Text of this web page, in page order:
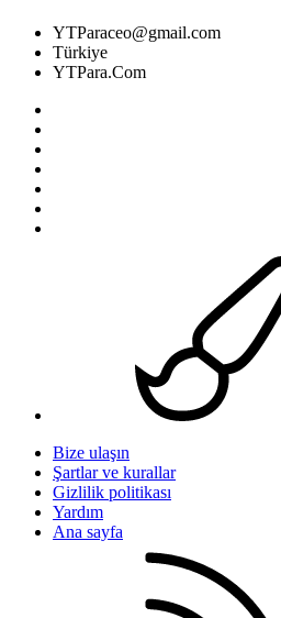
YTParaceo@gmail.com
Türkiye
YTPara.Com
Bize ulaşın
Şartlar ve kurallar
Gizlilik politikası
Yardım
Ana sayfa